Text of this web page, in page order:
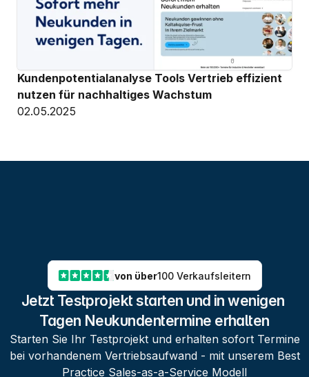
Kundenpotentialanalyse Tools Vertrieb effizient
nutzen für nachhaltiges Wachstum
02.05.2025
von über100 Verkaufsleitern
Jetzt Testprojekt starten und in wenigen
Tagen Neukundentermine erhalten
Starten Sie Ihr Testprojekt und erhalten sofort Termine
bei vorhandenem Vertriebsaufwand - mit unserem Best
Practice Sales-as-a-Service Modell